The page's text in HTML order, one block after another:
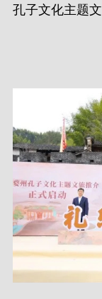
孔子文化主题